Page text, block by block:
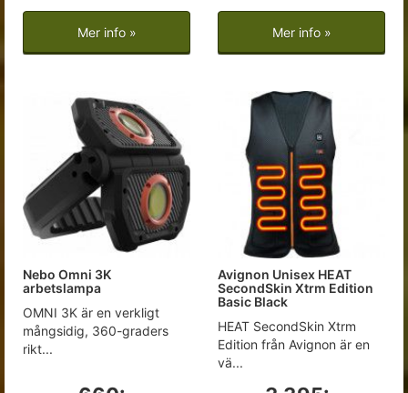
Mer info » Mer info »
Nebo Omni 3K
arbetslampa
OMNI 3K är en verkligt
mångsidig, 360-graders
rikt...
Avignon Unisex HEAT
SecondSkin Xtrm Edition
Basic Black
HEAT SecondSkin Xtrm
Edition från Avignon är en
vä...